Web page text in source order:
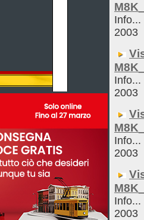
Info...
2003
Info...
2003
Info...
2003
Info...
2003